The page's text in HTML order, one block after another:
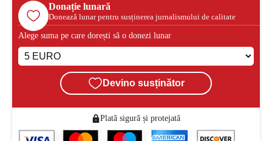
Donație lunară
Donează lunar pentru susținerea jurnalismului de calitate
Alege suma pe care dorești să o donezi lunar
Devino susținător
Plată sigură și protejată